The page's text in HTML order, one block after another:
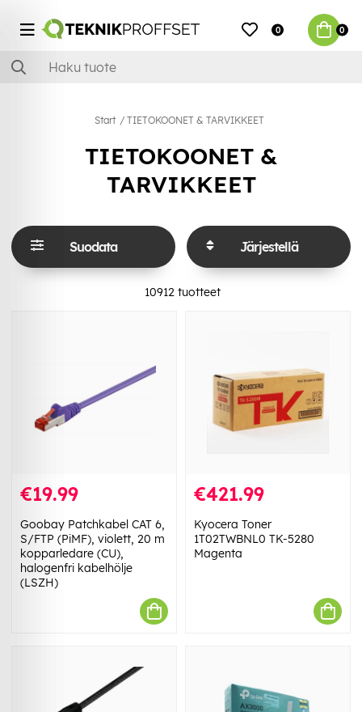
0 0
Start TIETOKOONET & TARVIKKEET
TIETOKOONET &
TARVIKKEET
Suodata Järjestellä
10912 tuotteet
€19.99
Goobay Patchkabel CAT 6,
S/FTP (PiMF), violett, 20 m
kopparledare (CU),
halogenfri kabelhölje
(LSZH)
€421.99
Kyocera Toner
1T02TWBNL0 TK-5280
Magenta